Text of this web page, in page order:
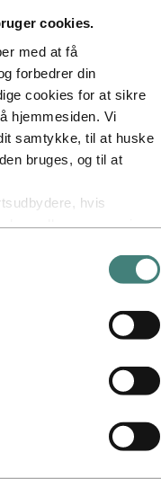
cookies.
med at få
forbedrer din
cookies for at sikre
hjemmesiden. Vi
samtykke, til at huske
bruges, og til at
hvis
hjemmeside, med
for en
Du kan se, hvilke
cookies nedenfor.
for aluminium og
og partnerskaber for at
medarbejdere